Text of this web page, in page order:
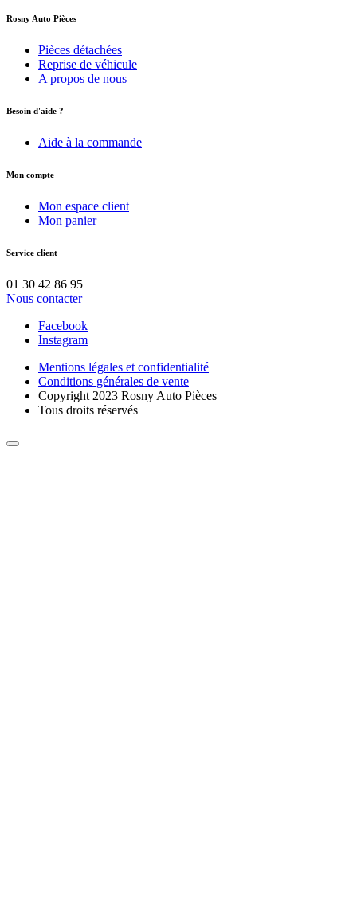
Rosny Auto Pièces
Pièces détachées
Reprise de véhicule
A propos de nous
Besoin d'aide ?
Aide à la commande
Mon compte
Mon espace client
Mon panier
Service client
01 30 42 86 95
Nous contacter
Facebook
Instagram
Mentions légales et confidentialité
Conditions générales de vente
Copyright 2023 Rosny Auto Pièces
Tous droits réservés